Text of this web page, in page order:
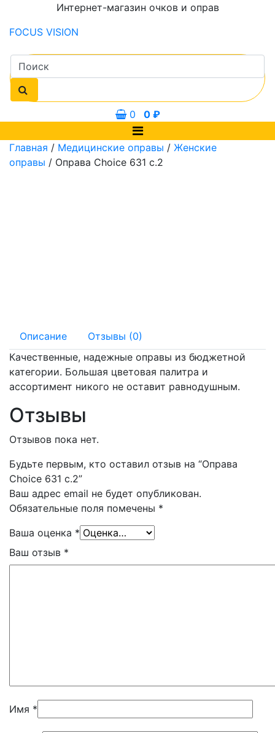
Интернет-магазин очков и оправ
FOCUS VISION
0 0 ₽
Главная / Медицинские оправы / Женские
оправы / Оправа Choice 631 с.2
Описание
Отзывы (0)
Качественные, надежные оправы из бюджетной
категории. Большая цветовая палитра и
ассортимент никого не оставит равнодушным.
Отзывы
Отзывов пока нет.
Будьте первым, кто оставил отзыв на “Оправа
Choice 631 с.2”
Ваш адрес email не будет опубликован.
Обязательные поля помечены *
Ваша оценка *
Ваш отзыв *
Имя *